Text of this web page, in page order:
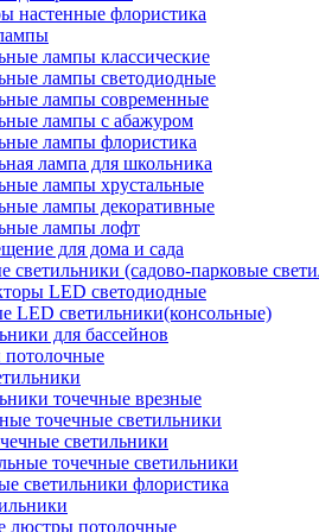
настенные флористика
лампы классические
лампы светодиодные
лампы современные
лампы с абажуром
лампы флористика
лампа для школьника
лампы хрустальные
лампы декоративные
лампы лофт
для дома и сада
светильники (садово-парковые
LED светодиодные
LED светильники(консольные)
для бассейнов
потолочные
точечные врезные
точечные светильники
светильники
точечные светильники
светильники флористика
люстры потолочные